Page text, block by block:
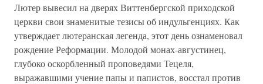
Лютер вывесил на дверях Виттенбергской приходской
церкви свои знаменитые тезисы об индульгенциях. Как
утверждает лютеранская легенда, этот день ознаменовал
рождение Реформации. Молодой монах-августинец,
глубоко оскорбленный проповедями Тецеля,
выражавшими учение папы и папистов, восстал против